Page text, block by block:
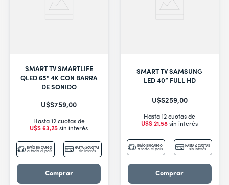
SMART TV SMARTLIFE
QLED 65" 4K CON BARRA
DE SONIDO
U$S759,00
Hasta 12 cuotas de
U$S 63,25 sin interés
ENVÍO SIN CARGO
a todo el país
HASTA 12 CUOTAS
sin interés
Comprar
SMART TV SAMSUNG
LED 40” FULL HD
U$S259,00
Hasta 12 cuotas de
U$S 21,58 sin interés
ENVÍO SIN CARGO
a todo el país
HASTA 12 CUOTAS
sin interés
Comprar